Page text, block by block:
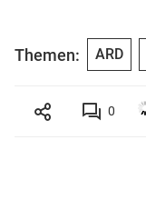
Themen: ARD
0